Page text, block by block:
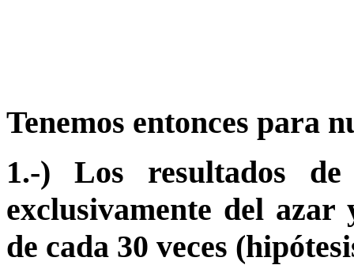
Tenemos entonces para
1.-) Los resultados
exclusivamente del
de cada 30 veces